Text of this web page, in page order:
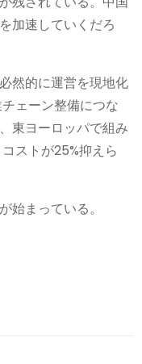
加速していくだろ
然的に運営を現地化
ェーン整備につな
東ヨーロッパで組み
ストが25%抑えら
始まっている。